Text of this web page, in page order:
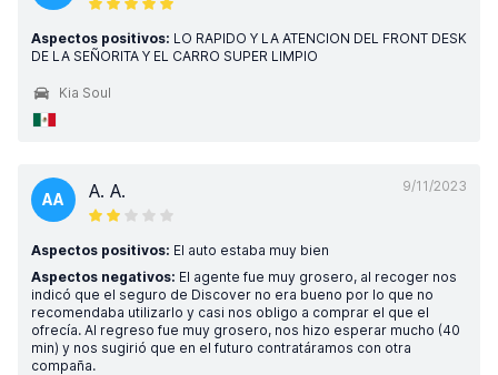
Aspectos positivos: LO RAPIDO Y LA ATENCION DEL FRONT DESK
DE LA SEÑORITA Y EL CARRO SUPER LIMPIO
Kia Soul
9/11/2023
AA A. A.
Aspectos positivos: El auto estaba muy bien
Aspectos negativos: El agente fue muy grosero, al recoger nos
indicó que el seguro de Discover no era bueno por lo que no
recomendaba utilizarlo y casi nos obligo a comprar el que el
ofrecía. Al regreso fue muy grosero, nos hizo esperar mucho (40
min) y nos sugirió que en el futuro contratáramos con otra
compaña.